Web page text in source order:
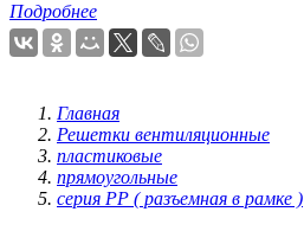
Подробнее
Главная
Решетки вентиляционные
пластиковые
прямоугольные
серия РР ( разъемная в рамке )